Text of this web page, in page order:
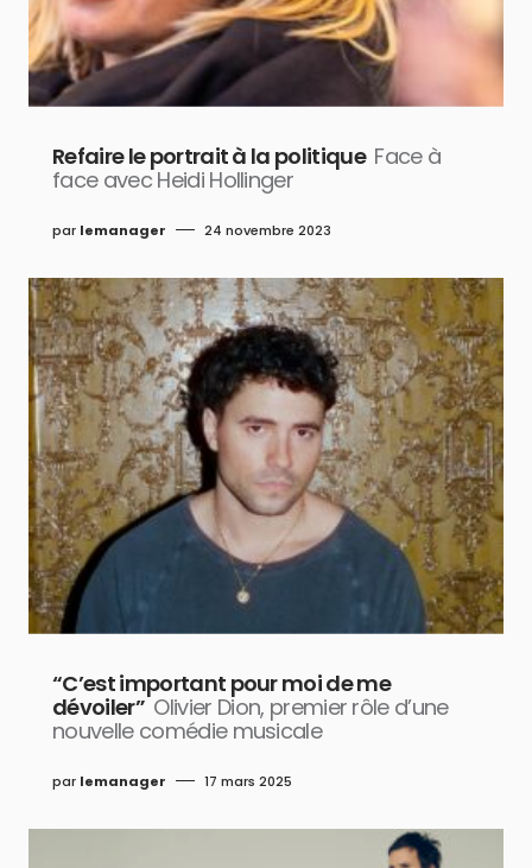
Refaire le portrait à la politique Face à
face avec Heidi Hollinger
par lemanager 24 novembre 2023
“C’est important pour moi de me
dévoiler” Olivier Dion, premier rôle d’une
nouvelle comédie musicale
par lemanager 17 mars 2025